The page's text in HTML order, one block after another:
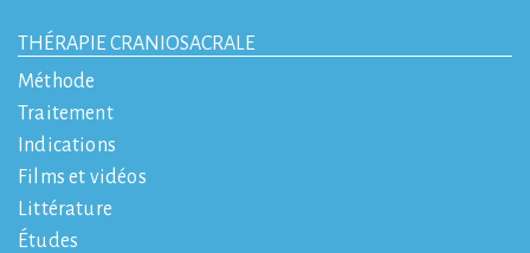
THÉRAPIE CRANIOSACRALE
Méthode
Traitement
Indications
Films et vidéos
Littérature
Études